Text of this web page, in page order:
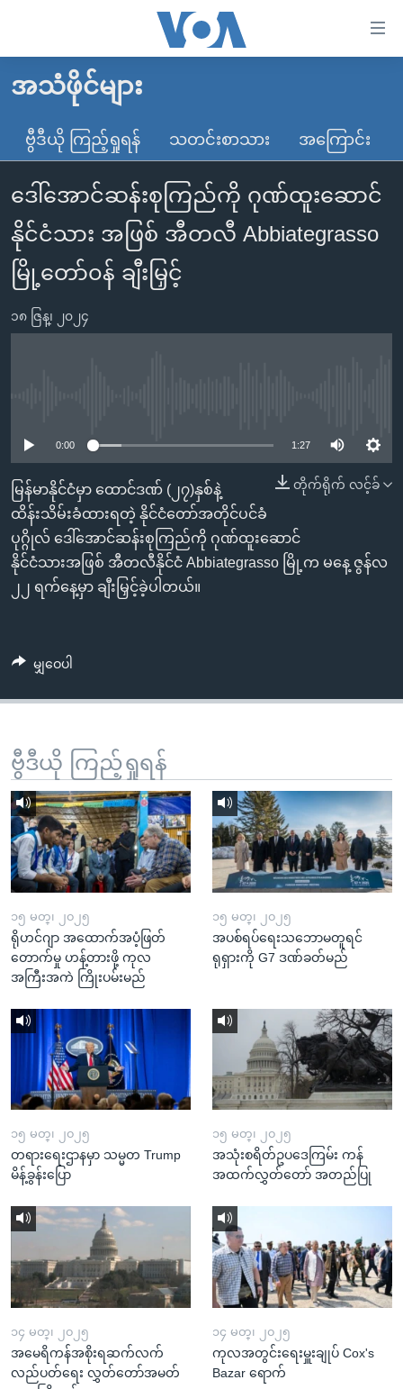
လွယ်ကူ
သည့်
Link
များ
ပင်မ
အကြောင်းအရာ
သို့
ကျော်
ကြည့်
သို့
ကျော်
ကြည့်
ရန်
ရှာဖွေ
ရန်
ရန်
မူလစာမျက်နှာ
မြန်မာ
ကမ္ဘာ့သတင်းများ
နိုင်ငံတကာ
အမေရိကန်
အစ္စရေး-ပါလက်စတိုင်း
ဗွီဒီယို
သတင်းလွတ်လပ်ခွင့်
ရပ်ဝန်းတခု လမ်းတခု အလွန်
အင်္ဂလိပ်စာလေ့လာမယ်
အမေရိကန်သုံးအီဒီယံ
အပတ်စဉ်ကဏ္ဍများ
ဗွီအိုအေ လူမှုကွန်ယက်များ
ဘာသာစကားများ
အသံဖိုင်များ
ဗွီဒီယို ကြည့်ရှုရန် သတင်းစာသား အကြောင်း
ဒေါ်အောင်ဆန်းစုကြည်ကို ဂုဏ်ထူးဆောင်
နိုင်ငံသား အဖြစ် အီတလီ Abbiategrasso
မြို့တော်၀န် ချီးမြှင့်
၁၈ ဇြန္၊ ၂၀၂၄
0:00 1:27
တိုက်ရိုက် လင့်ခ်
မြန်မာနိုင်ငံမှာ ထောင်ဒဏ် (၂၇)နှစ်နဲ့
ထိန်းသိမ်းခံထားရတဲ့ နိုင်ငံတော်အတိုင်ပင်ခံ
ပုဂ္ဂိုလ် ဒေါ်အောင်ဆန်းစုကြည်ကို ဂုဏ်ထူးဆောင်
နိုင်ငံသားအဖြစ် အီတလီနိုင်ငံ Abbiategrasso မြို့က မနေ့ ဇွန်လ
၂၂ ရက်နေ့မှာ ချီးမြှင့်ခဲ့ပါတယ်။
မျှဝေပါ
ဗွီဒီယို ကြည့်ရှုရန်
၁၅ မတ္၊ ၂၀၂၅
ရိုဟင်ဂျာ အထောက်အပံ့ဖြတ်
တောက်မှု ဟန့်တားဖို့ ကုလ
အကြီးအကဲ ကြိုးပမ်းမည်
၁၅ မတ္၊ ၂၀၂၅
အပစ်ရပ်ရေးသဘောမတူရင်
ရုရှားကို G7 ဒဏ်ခတ်မည်
၁၅ မတ္၊ ၂၀၂၅
တရားရေးဌာနမှာ သမ္မတ Trump
မိန့်ခွန်းပြော
၁၅ မတ္၊ ၂၀၂၅
အသုံးစရိတ်ဥပဒေကြမ်း ကန်
အထက်လွှတ်တော် အတည်ပြု
၁၄ မတ္၊ ၂၀၂၅
အမေရိကန်အစိုးရဆက်လက်
လည်ပတ်ရေး လွှတ်တော်အမတ်
၁၄ မတ္၊ ၂၀၂၅
ကုလအတွင်းရေးမှူးချုပ် Cox's
Bazar ရောက်